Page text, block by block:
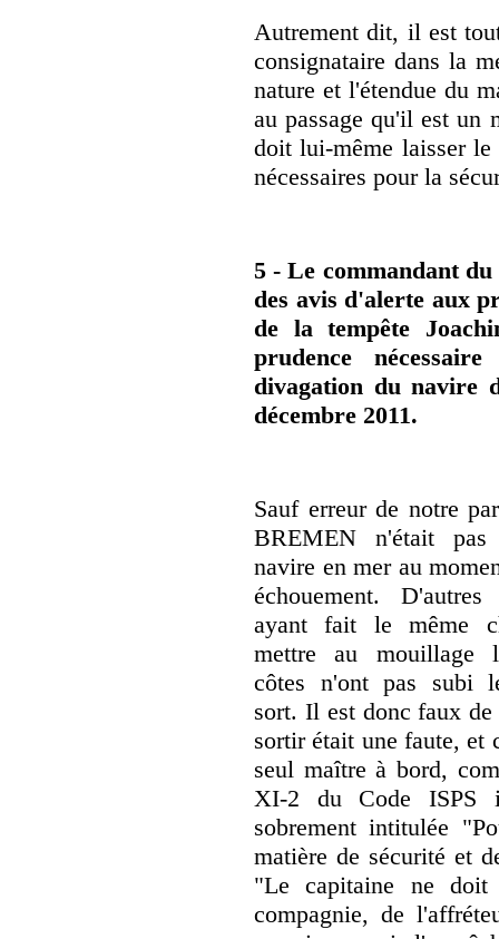
Autrement dit, il est
consignataire dans la
nature et l'étendue du
au passage qu'il est un
doit lui-même laisser le
nécessaires pour la
5 - Le commandant
des avis d'alerte aux
de la tempête
prudence
divagation du navire
décembre 2011.
Sauf erreur de notre
BREMEN n'était
navire en mer au
échouement. D'autres
ayant fait le même
mettre au mouillage
côtes n'ont pas subi
sort. Il est donc faux de
sortir était une faute, et
seul maître à bord,
XI-2 du Code ISPS
sobrement intitulée
matière de sécurité et
"Le capitaine ne
compagnie, de